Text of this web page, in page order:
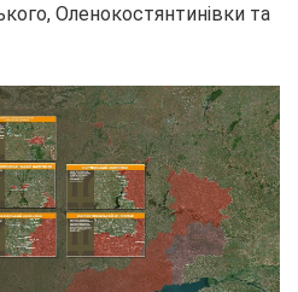
Оленокостянтинівки та